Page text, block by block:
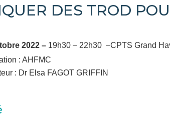
DES TROD
2022 – 19h30 – 22h30 –CPTS Grand
: AHFMC
: Dr Elsa FAGOT GRIFFIN